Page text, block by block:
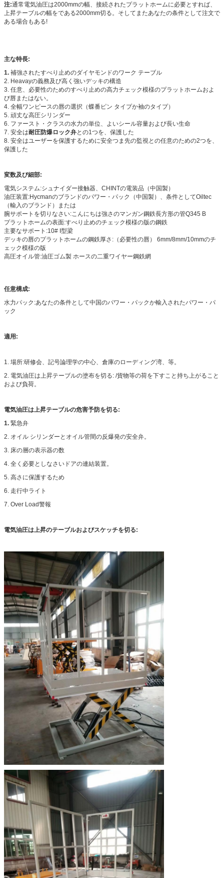
注:通常電気油圧は2000mmの幅、接続されたプラットホームに必要とすれば、
上昇テーブルの幅をである2000mm切る。そしてまたあなたの条件として注文で
ある場合もある!
主な特長:
1. 補強されたすべり止めのダイヤモンドのワーク テーブル
2. Heavayの義務及び高く強いデッキの構造
3. 任意、必要性のためのすべり止めの高力チェック模様のプラットホームおよ
び唇またはない。
4. 全幅ワンピースの唇の選択（蝶番ピン タイプか袖のタイプ）
5. 頑丈な高圧シリンダー
6. ファースト・クラスの水力の単位、よいシール容量および長い生命
7. 安全は耐圧防爆ロック弁との1つを、保護した
8. 安全はユーザーを保護するために安全つま先の監視との任意のための2つを、
保護した
変数及び細部:
電気システム:シュナイダー接触器、CHINTの電装品（中国製）
油圧装置:Hycmanのブランドのパワー・パック（中国製）、条件としてOiltec
（輸入のブランド）または
腕サポートを切りなさい:こんにちは強さのマンガン鋼鉄長方形の管Q345 B
プラットホームの表面:すべり止めのチェック模様の版の鋼鉄
主要なサポート:10# I型梁
デッキの唇のプラットホームの鋼鉄厚さ:（必要性の唇） 6mm/8mm/10mmのチ
ェック模様の版
高圧オイル管:油圧ゴム製 ホースの二重ワイヤー鋼鉄網
任意構成:
水力パック:あなたの条件として中国のパワー・パックか輸入されたパワー・パ
ック
適用:
1. 場所:研修会、記号論理学の中心、倉庫のローディング湾、等。
2. 電気油圧は上昇テーブルの塗布を切る: /貨物等の荷を下すこと持ち上がること
および負荷。
電気油圧は上昇テーブルの危害予防を切る:
1. 緊急弁
2. オイル シリンダーとオイル管間の反爆発の安全弁。
3. 床の層の表示器の数
4. 全く必要としなさいドアの連結装置。
5. 高さに保護するため
6. 走行中ライト
7. Over Load警報
電気油圧は上昇のテーブルおよびスケッチを切る: